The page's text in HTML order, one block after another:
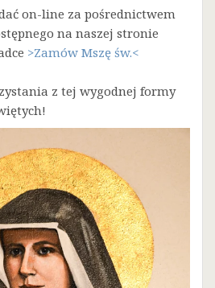
on-line za pośrednictwem
na naszej stronie
>Zamów Mszę św.<
z tej wygodnej formy